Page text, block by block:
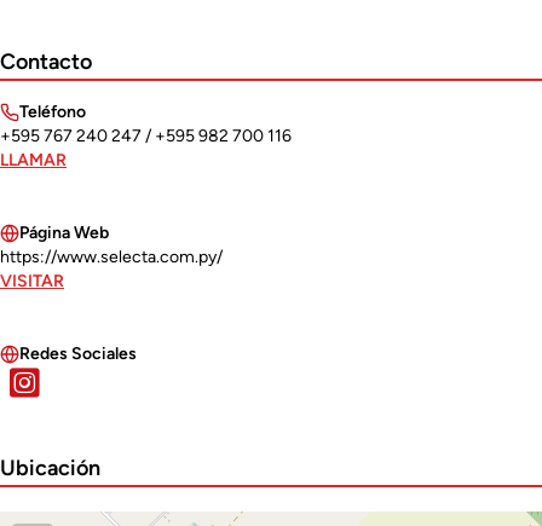
Contacto
Teléfono
+595 767 240 247 / +595 982 700 116
LLAMAR
Página Web
https://www.selecta.com.py/
VISITAR
Redes Sociales
Ubicación